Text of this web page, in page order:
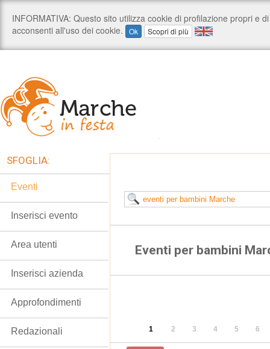
Eventi per bambini
1 2 3 4 5 6
SFOGLIA:
Eventi
Inserisci evento
Area utenti
Inserisci azienda
Approfondimenti
Redazionali